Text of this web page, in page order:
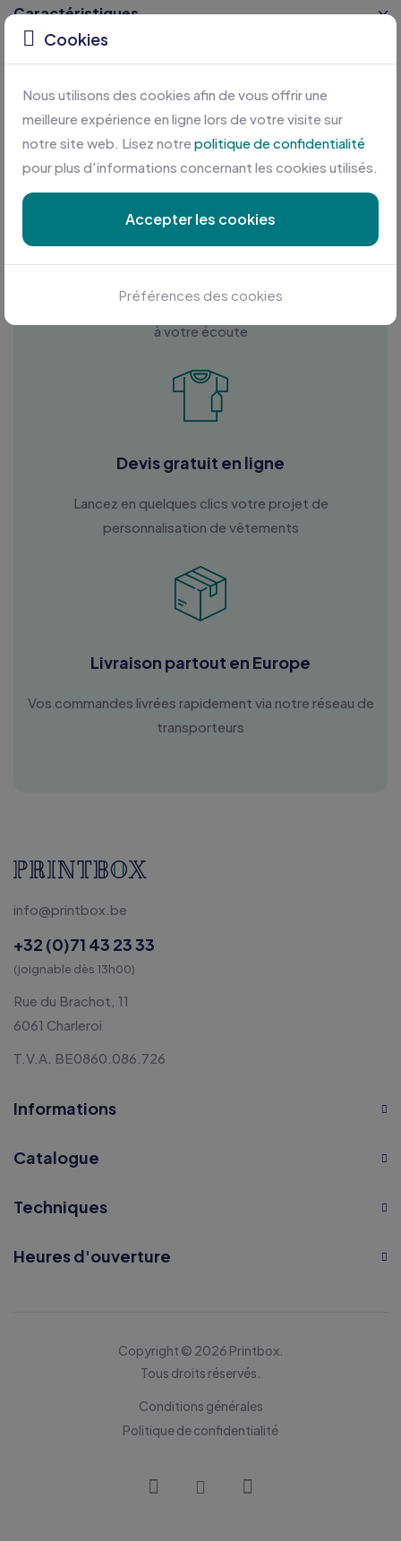
Caractéristiques
Certifications
Personnalisation sur mesure
à votre écoute
Devis gratuit en ligne
Lancez en quelques clics votre projet de
personnalisation de vêtements
Livraison partout en Europe
Vos commandes livrées rapidement via notre réseau de
transporteurs
info@printbox.be
+32 (0)71 43 23 33
(joignable dès 13h00)
Rue du Brachot, 11
6061 Charleroi
T.V.A. BE0860.086.726
Informations
Catalogue
Techniques
Heures d'ouverture
Copyright © 2026 Printbox.
Tous droits réservés.
Conditions générales
Politique de confidentialité
Cookies
Nous utilisons des cookies afin de vous offrir une
meilleure expérience en ligne lors de votre visite sur
notre site web. Lisez notre politique de confidentialité
pour plus d'informations concernant les cookies utilisés.
Accepter les cookies
Préférences des cookies